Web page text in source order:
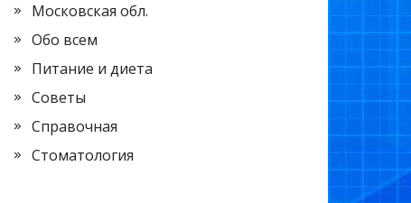
Московская обл.
Обо всем
Питание и диета
Советы
Справочная
Стоматология